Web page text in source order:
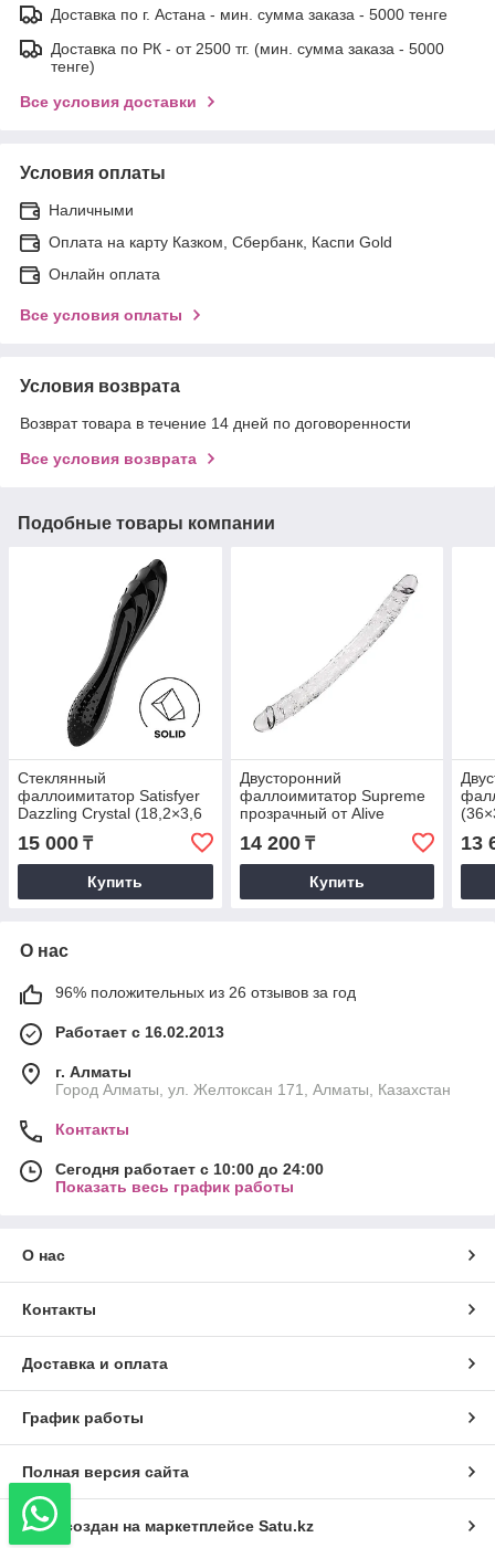
Доставка по г. Астана - мин. сумма заказа - 5000 тенге
Доставка по РК - от 2500 тг. (мин. сумма заказа - 5000
тенге)
Все условия доставки
Условия оплаты
Наличными
Оплата на карту Казком, Сбербанк, Каспи Gold
Онлайн оплата
Все условия оплаты
Условия возврата
Возврат товара в течение 14 дней по договоренности
Все условия возврата
Подобные товары компании
Стеклянный
фаллоимитатор Satisfyer
Dazzling Crystal (18,2×3,6
см), черный
15 000 ₸
Купить
Двусторонний
фаллоимитатор Supreme
прозрачный от Alive
(38,5*3,9 см.)
14 200₸
Купить
13
О нас
96% положительных из 26 отзывов за год
Работает с 16.02.2013
г. Алматы
Город Алматы, ул. Желтоксан 171, Алматы, Казахстан
Контакты
Сегодня работает с 10:00 до 24:00
Показать весь график работы
О нас
Контакты
Доставка и оплата
График работы
Полная версия сайта
Сайт создан на маркетплейсе Satu.kz